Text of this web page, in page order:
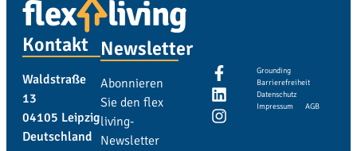
Kontakt
Waldstraße
13
04105 Leipzig
Deutschland
Newsletter
Abonnieren
Sie den flex
living-
Newsletter
Grounding
Barrierefreiheit
Datenschutz
Impressum
AGB